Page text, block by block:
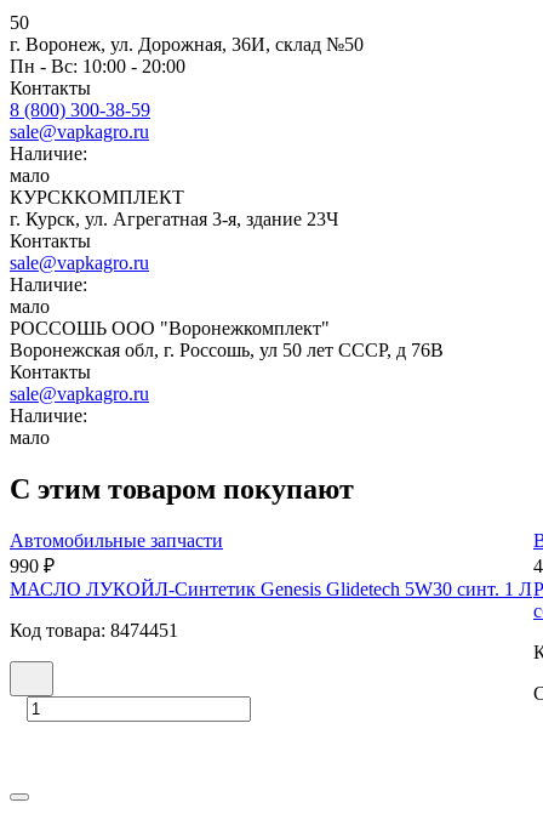
50
г. Воронеж, ул. Дорожная, 36И, склад №50
Пн - Вс: 10:00 - 20:00
Контакты
8 (800) 300-38-59
sale@vapkagro.ru
Наличие:
мало
КУРСККОМПЛЕКТ
г. Курск, ул. Агрегатная 3-я, здание 23Ч
Контакты
sale@vapkagro.ru
Наличие:
мало
РОССОШЬ ООО "Воронежкомплект"
Воронежская обл, г. Россошь, ул 50 лет СССР, д 76В
Контакты
sale@vapkagro.ru
Наличие:
мало
С этим товаром покупают
Автомобильные запчасти
990 ₽
МАСЛО ЛУКОЙЛ-Синтетик Genesis Glidetech 5W30 синт. 1 Л
Код товара: 8474451